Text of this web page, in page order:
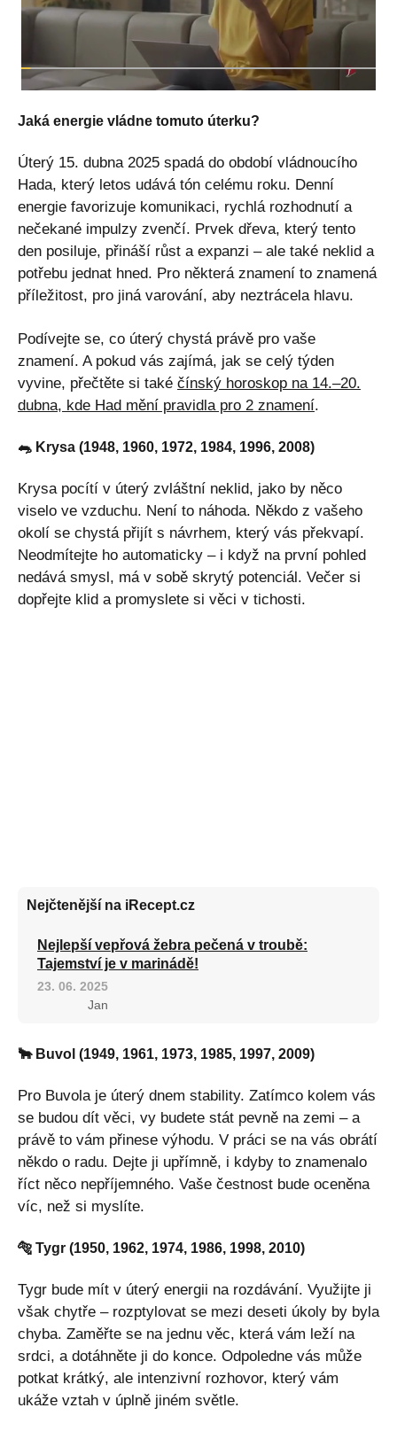
Jaká energie vládne tomuto úterku?
Úterý 15. dubna 2025 spadá do období vládnoucího
Hada, který letos udává tón celému roku. Denní
energie favorizuje komunikaci, rychlá rozhodnutí a
nečekané impulzy zvenčí. Prvek dřeva, který tento
den posiluje, přináší růst a expanzi – ale také neklid a
potřebu jednat hned. Pro některá znamení to znamená
příležitost, pro jiná varování, aby neztrácela hlavu.
Podívejte se, co úterý chystá právě pro vaše
znamení. A pokud vás zajímá, jak se celý týden
vyvine, přečtěte si také čínský horoskop na 14.–20.
dubna, kde Had mění pravidla pro 2 znamení.
🐀 Krysa (1948, 1960, 1972, 1984, 1996, 2008)
Krysa pocítí v úterý zvláštní neklid, jako by něco
viselo ve vzduchu. Není to náhoda. Někdo z vašeho
okolí se chystá přijít s návrhem, který vás překvapí.
Neodmítejte ho automaticky – i když na první pohled
nedává smysl, má v sobě skrytý potenciál. Večer si
dopřejte klid a promyslete si věci v tichosti.
Nejčtenější na iRecept.cz
Nejlepší vepřová žebra pečená v troubě:
Tajemství je v marinádě!
23. 06. 2025
Jan
🐂 Buvol (1949, 1961, 1973, 1985, 1997, 2009)
Pro Buvola je úterý dnem stability. Zatímco kolem vás
se budou dít věci, vy budete stát pevně na zemi – a
právě to vám přinese výhodu. V práci se na vás obrátí
někdo o radu. Dejte ji upřímně, i kdyby to znamenalo
říct něco nepříjemného. Vaše čestnost bude oceněna
víc, než si myslíte.
🐅 Tygr (1950, 1962, 1974, 1986, 1998, 2010)
Tygr bude mít v úterý energii na rozdávání. Využijte ji
však chytře – rozptylovat se mezi deseti úkoly by byla
chyba. Zaměřte se na jednu věc, která vám leží na
srdci, a dotáhněte ji do konce. Odpoledne vás může
potkat krátký, ale intenzivní rozhovor, který vám
ukáže vztah v úplně jiném světle.